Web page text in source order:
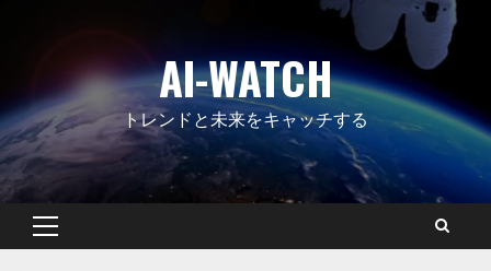
AI-WATCH
トレンドと未来をキャッチする
Primary